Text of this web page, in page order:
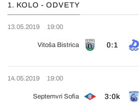
1. KOLO - ODVETY
13.05.2019 19:00
Vitoša Bistrica 0:1
14.05.2019 19:00
Septemvri Sofia 3:0k